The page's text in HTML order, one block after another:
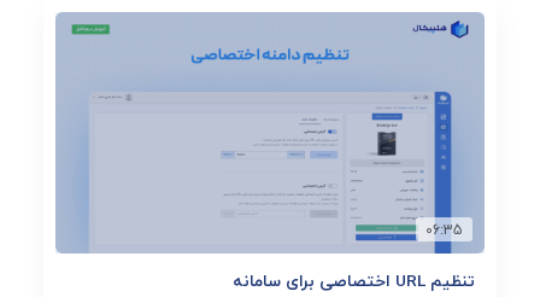
06:35
تنظیم URL اختصاصی برای سامانه